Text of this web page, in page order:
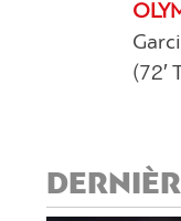
(72′